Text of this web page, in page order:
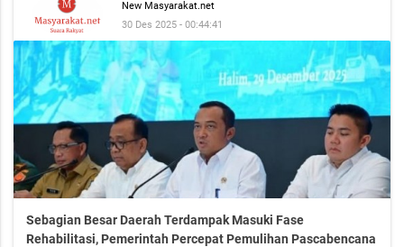
New Masyarakat.net
30 Des 2025 - 00:44:41
Sebagian Besar Daerah Terdampak Masuki Fase
Rehabilitasi, Pemerintah Percepat Pemulihan Pascabencana